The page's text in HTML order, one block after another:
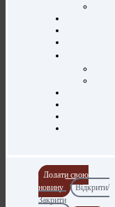
Додати свою
новину
Відкрити/
Закрити